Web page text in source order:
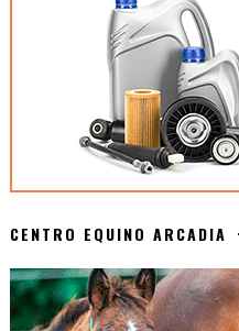
CENTRO EQUINO ARCADIA